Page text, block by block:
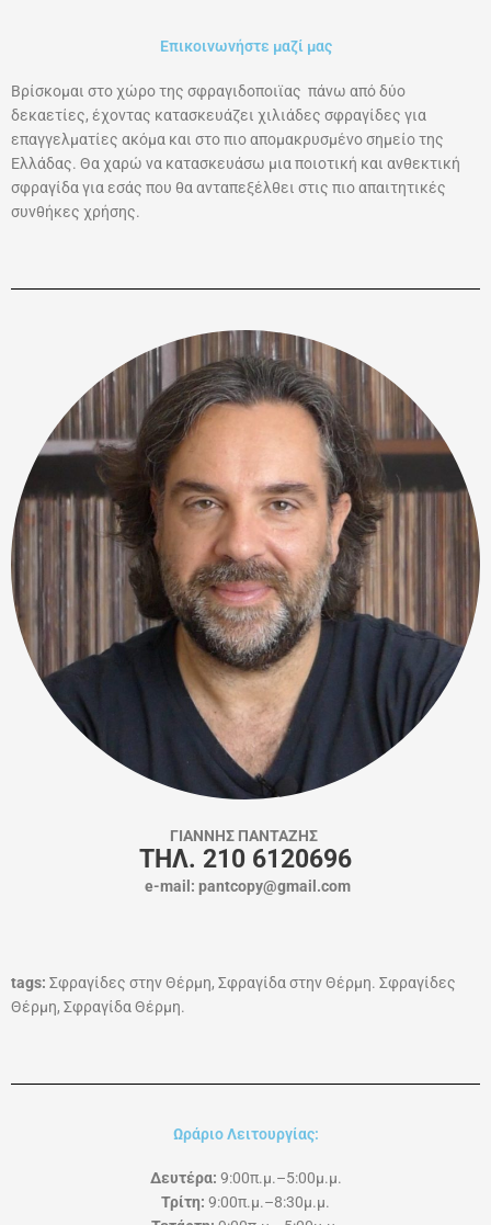
Επικοινωνήστε μαζί μας
Βρίσκομαι στο χώρο της σφραγιδοποιϊας πάνω από δύο
δεκαετίες, έχοντας κατασκευάζει χιλιάδες σφραγίδες για
επαγγελματίες ακόμα και στο πιο απομακρυσμένο σημείο της
Ελλάδας. Θα χαρώ να κατασκευάσω μια ποιοτική και ανθεκτική
σφραγίδα για εσάς που θα ανταπεξέλθει στις πιο απαιτητικές
συνθήκες χρήσης.
ΓΙΑΝΝΗΣ ΠΑΝΤΑΖΗΣ
ΤΗΛ. 210 6120696
e-mail: pantcopy@gmail.com
tags: Σφραγίδες στην Θέρμη, Σφραγίδα στην Θέρμη. Σφραγίδες
Θέρμη, Σφραγίδα Θέρμη.
Ωράριο Λειτουργίας:
Δευτέρα: 9:00π.μ.–5:00μ.μ.
Τρίτη: 9:00π.μ.–8:30μ.μ.